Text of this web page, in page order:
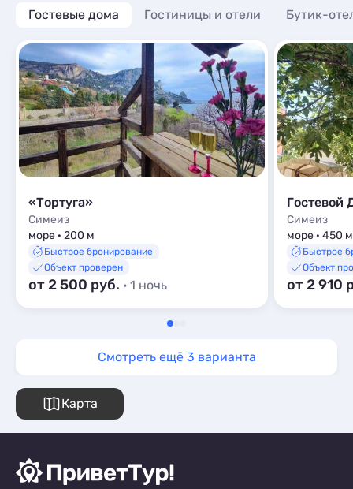
Гостевые дома Гостиницы и отели Бутик-
«Тортуга»
Симеиз
море · 200 м
Быстрое бронирование
Объект проверен
от 2 500 руб. · 1 ночь
Гостевой
Симеиз
море · 450 м
Быстрое
Объект
от 2 910
Смотреть ещё 3 варианта
Карта